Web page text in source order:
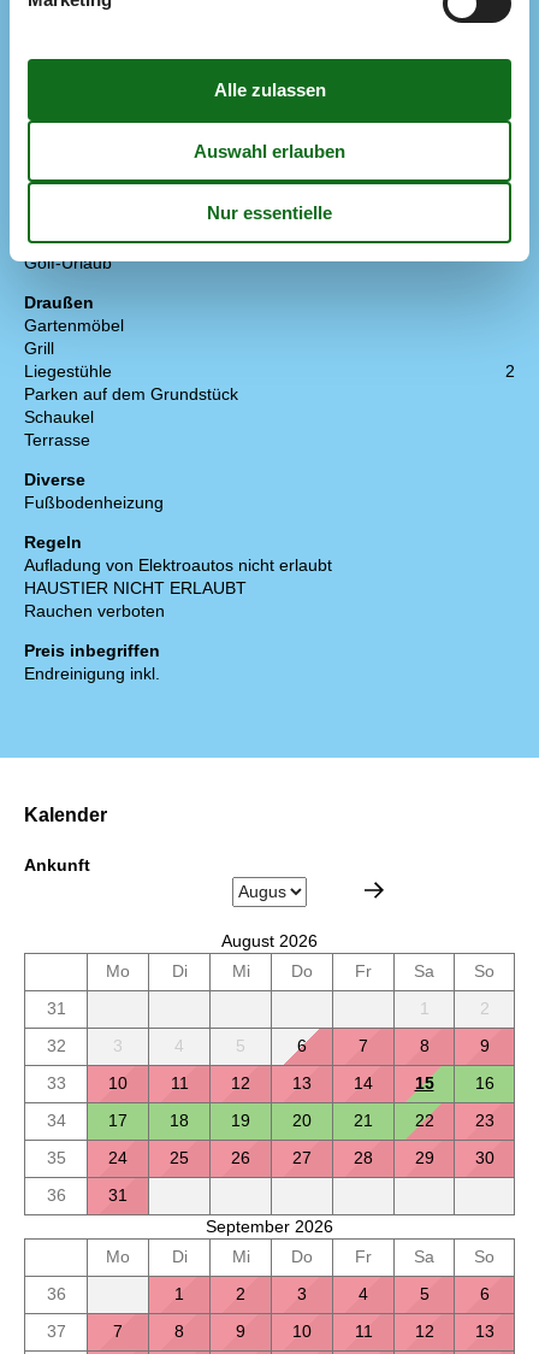
Gratis Wi-Fi - Über 20 Mbit
Kabel TV
Extra
Golf-Urlaub
Draußen
Gartenmöbel
Grill
Liegestühle
2
Parken auf dem Grundstück
Schaukel
Terrasse
Diverse
Fußbodenheizung
Regeln
Aufladung von Elektroautos nicht erlaubt
HAUSTIER NICHT ERLAUBT
Rauchen verboten
Preis inbegriffen
Endreinigung inkl.
Kalender
Ankunft
August 2026
Mo
Di Mi Do Fr Sa
So
31
1
2
32
3 4 5 6 7 8
9
33
10 11 12 13 14 15
16
34
17 18 19 20 21 22
23
35
24 25 26 27 28 29
30
36
31
September 2026
Mo
Di Mi Do Fr Sa
So
36
1 2 3 4 5
6
37
7 8 9 10 11 12
13